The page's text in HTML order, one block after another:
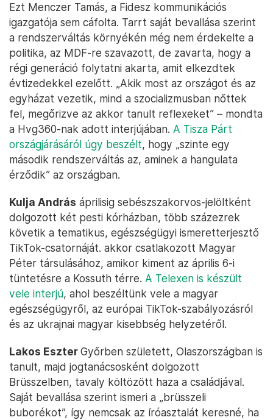
Ezt Menczer Tamás, a Fidesz kommunikációs
igazgatója sem cáfolta. Tarrt saját bevallása szerint
a rendszerváltás környékén még nem érdekelte a
politika, az MDF-re szavazott, de zavarta, hogy a
régi generáció folytatni akarta, amit elkezdtek
évtizedekkel ezelőtt. „Akik most az országot és az
egyházat vezetik, mind a szocializmusban nőttek
fel, megőrizve az akkor tanult reflexeket” – mondta
a Hvg360-nak adott interjújában. A Tisza Párt
országjárásáról úgy beszélt, hogy „szinte egy
második rendszerváltás az, aminek a hangulata
érződik” az országban.
Kulja András áprilisig sebészszakorvos-jelöltként
dolgozott két pesti kórházban, több százezrek
követik a tematikus, egészségügyi ismeretterjesztő
TikTok-csatornáját. akkor csatlakozott Magyar
Péter társulásához, amikor kiment az április 6-i
tüntetésre a Kossuth térre. A Telexen is készült
vele interjú, ahol beszéltünk vele a magyar
egészségügyről, az európai TikTok-szabályozásról
és az ukrajnai magyar kisebbség helyzetéről.
Lakos EszterGyőrben született, Olaszországban is
tanult, majd jogtanácsosként dolgozott
Brüsszelben, tavaly költözött haza a családjával.
Saját bevallása szerint ismeri a „brüsszeli
buborékot”, így nemcsak az íróasztalát keresné, ha